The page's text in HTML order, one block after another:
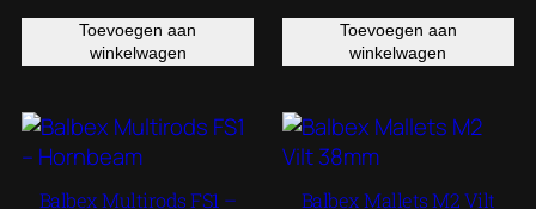
Toevoegen aan
winkelwagen
Toevoegen aan
winkelwagen
Balbex Multirods FS1 –
Balbex Mallets M2 Vilt